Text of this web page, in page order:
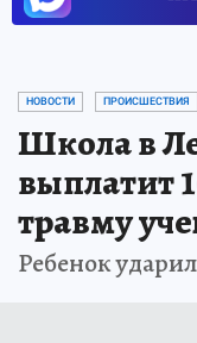
НОВОСТИ ПРОИСШЕСТВИЯ
Школа в
выплатит
травму
Ребенок